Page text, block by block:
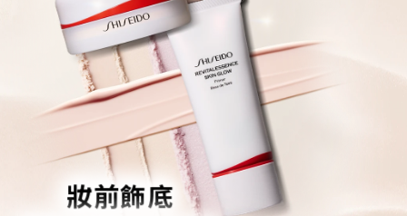
妝前飾底